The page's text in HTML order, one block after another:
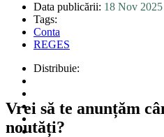
Data publicării: 18 Nov 2025
Tags:
Conta
REGES
Distribuie:
Vrei să te anunțăm
noutăți?